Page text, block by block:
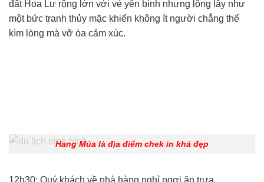
đất Hoa Lư rộng lớn với vẻ yên bình nhưng lộng lẫy như
một bức tranh thủy mặc khiến không ít người chẳng thể
kìm lòng mà vỡ òa cảm xúc.
Hang Múa là địa điểm chek in khá đẹp